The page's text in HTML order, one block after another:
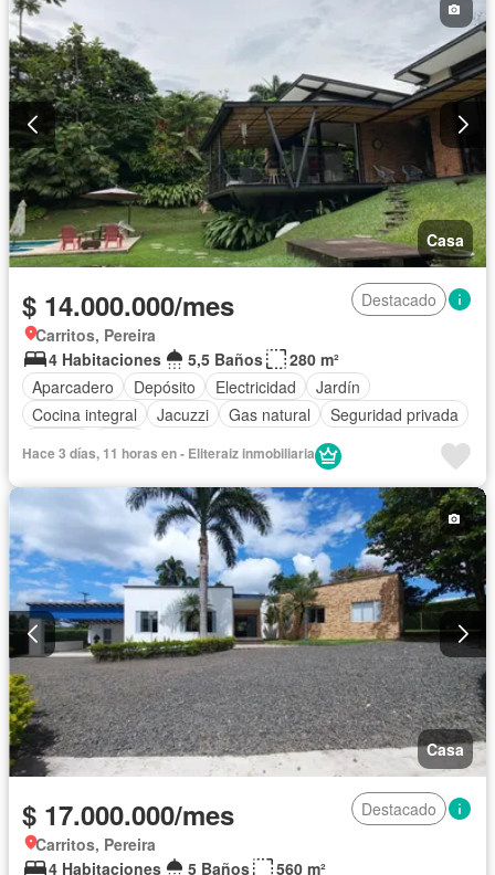
Casa
$ 14.000.000/mes
Destacado
Carritos, Pereira
4 Habitaciones
5,5 Baños
280 m²
Aparcadero
Depósito Electricidad
Jardín
Cocina integral
Jacuzzi Gas natural
Seguridad privada
Hace 3 días, 11 horas en - Eliteraiz inmobiliaria
Casa
$ 17.000.000/mes
Destacado
Carritos, Pereira
4 Habitaciones
5 Baños 560 m²